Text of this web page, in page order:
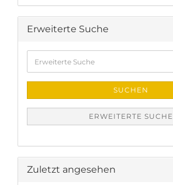
Erweiterte Suche
Suche
SUCHEN
ERWEITERTE SUCHE
Zuletzt angesehen